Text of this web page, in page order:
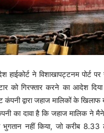
हाईकोर्ट ने विशाखापट्टनम पोर्ट
को गिरफ्तार करने का आदेश दिया
कंपनी द्वारा जहाज मालिकों के
का दावा है कि जहाज मालिक ने
नहीं किया, जो करीब 8.33